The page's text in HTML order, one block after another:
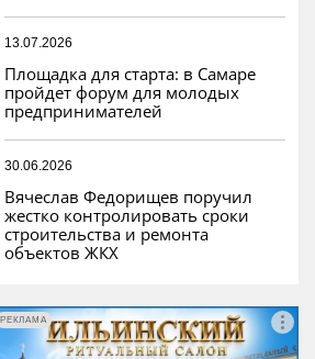
13.07.2026
Площадка для старта: в Самаре
пройдет форум для молодых
предпринимателей
30.06.2026
Вячеслав Федорищев поручил
жестко контролировать сроки
строительства и ремонта
объектов ЖКХ
РЕКЛАМА